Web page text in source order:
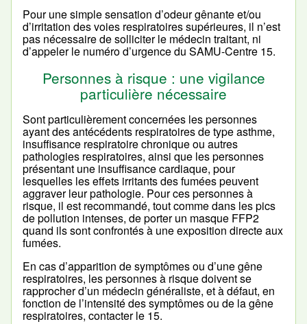
Pour une simple sensation d’odeur gênante et/ou
d’irritation des voies respiratoires supérieures, il n’est
pas nécessaire de solliciter le médecin traitant, ni
d’appeler le numéro d’urgence du SAMU-Centre 15.
Personnes à risque : une vigilance
particulière nécessaire
Sont particulièrement concernées les personnes
ayant des antécédents respiratoires de type asthme,
insuffisance respiratoire chronique ou autres
pathologies respiratoires, ainsi que les personnes
présentant une insuffisance cardiaque, pour
lesquelles les effets irritants des fumées peuvent
aggraver leur pathologie. Pour ces personnes à
risque, il est recommandé, tout comme dans les pics
de pollution intenses, de porter un masque FFP2
quand ils sont confrontés à une exposition directe aux
fumées.
En cas d’apparition de symptômes ou d’une gêne
respiratoires, les personnes à risque doivent se
rapprocher d’un médecin généraliste, et à défaut, en
fonction de l’intensité des symptômes ou de la gêne
respiratoires, contacter le 15.